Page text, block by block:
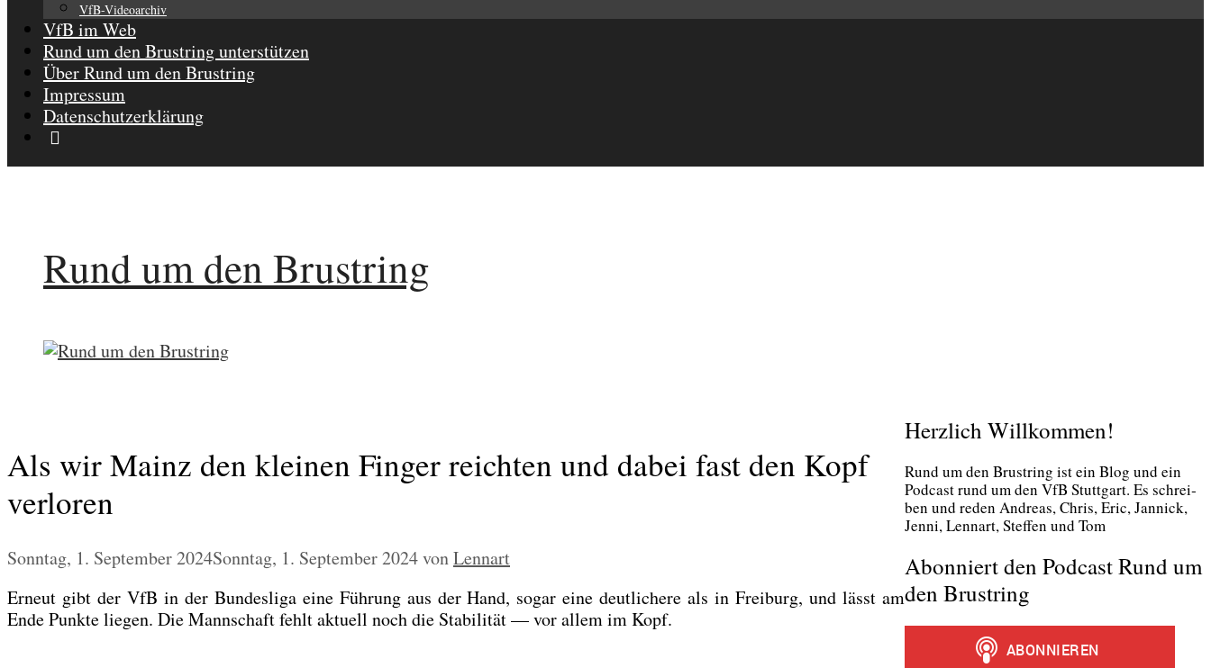
VfB-Videoarchiv
VfB im Web
Rund um den Brustring unterstützen
Über Rund um den Brustring
Impressum
Datenschutzerklärung
Rund um den Brustring
Als wir Mainz den kleinen Finger reichten und dabei fast den Kopf
verloren
Sonntag, 1. September 2024Sonntag, 1. September 2024vonLennart
Erneut gibt der VfB in der Bun­des­li­ga eine Füh­rung aus der Hand, sogar eine deut­li­che­re als in Frei­burg, und lässt am
Ende Punk­te lie­gen. Die Mann­schaft fehlt aktu­ell noch die Sta­bi­li­tät — vor allem im Kopf.
Herzlich Willkommen!
Rund um den Brust­ring ist ein Blog und ein
Pod­cast rund um den VfB Stutt­gart. Es schrei­
ben und reden Andre­as, Chris, Eric, Jan­nick,
Jen­ni, Lenn­art, Stef­fen und Tom
Abonniert den Podcast Rund um
den Brustring